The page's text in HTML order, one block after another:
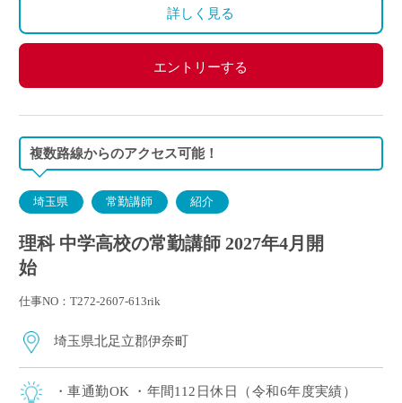
●保険等：私学共済、労災保険、雇用保険
詳しく見る
エントリーする
複数路線からのアクセス可能！
埼玉県 常勤講師 紹介
理科 中学高校の常勤講師 2027年4月開
始
仕事NO：T272-2607-613rik
埼玉県北足立郡伊奈町
・車通勤OK ・年間112日休⽇（令和6年度実績）